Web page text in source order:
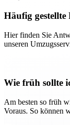
Häufig gestellte
Hier finden Sie
unseren
Wie früh sollte
Am besten so früh
Voraus. So können